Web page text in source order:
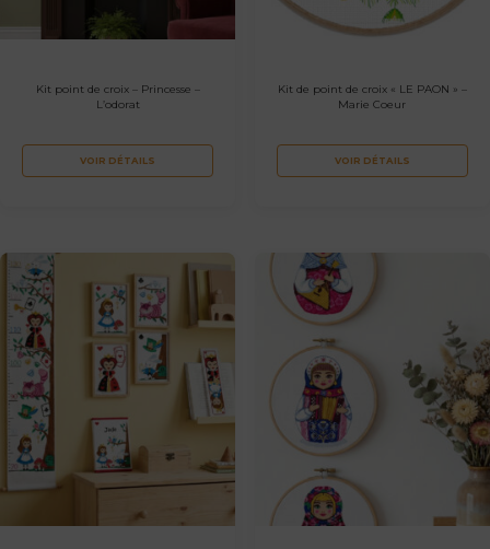
Kit point de croix – Princesse –
L’odorat
VOIR DÉTAILS
Kit de point de croix « LE PAON » –
Marie Coeur
VOIR DÉTAILS